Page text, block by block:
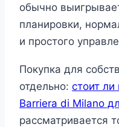
обычно
планировки,
и простого
Покупка для
отдельно: стоит ли
Barriera di Milano
рассматривается